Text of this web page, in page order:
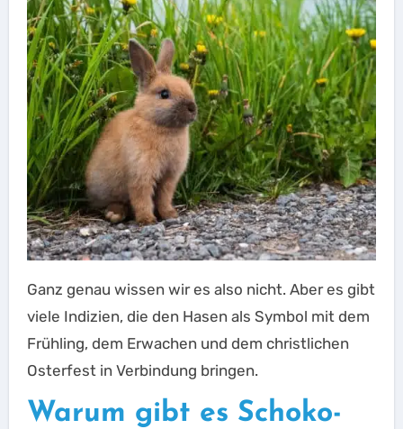
Ganz genau wissen wir es also nicht. Aber es gibt
viele Indizien, die den Hasen als Symbol mit dem
Frühling, dem Erwachen und dem christlichen
Osterfest in Verbindung bringen.
Warum gibt es Schoko-